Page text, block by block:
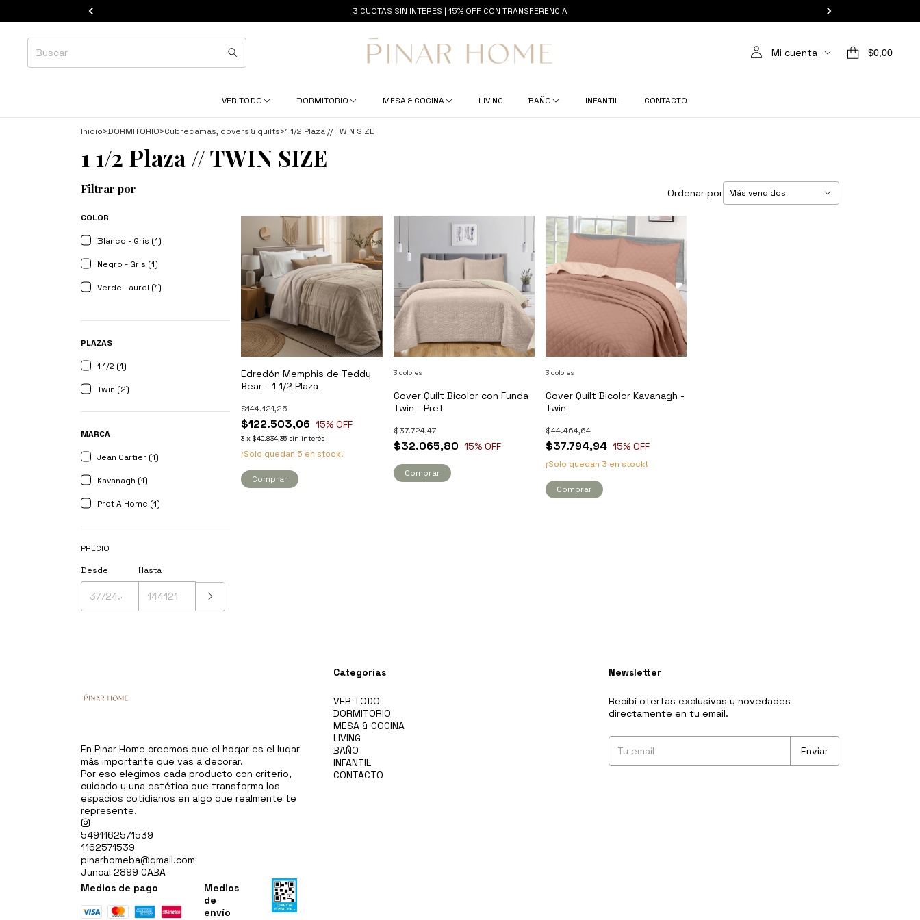
3 CUOTAS SIN INTERES | 15% OFF CON TRANSFERENCIA
Mi cuenta $0,00
VER TODO DORMITORIO MESA & COCINA LIVING BAÑO INFANTIL CONTACTO
Inicio>DORMITORIO>Cubrecamas, covers & quilts>1 1/2 Plaza // TWIN SIZE
1 1/2 Plaza // TWIN SIZE
Filtrar por
COLOR
Blanco - Gris (1)
Negro - Gris (1)
Verde Laurel (1)
PLAZAS
1 1/2 (1)
Twin (2)
MARCA
Jean Cartier (1)
Kavanagh (1)
Pret A Home (1)
PRECIO
Desde
Hasta
Ordenar por
Edredón Memphis de Teddy
Bear - 1 1/2 Plaza
$122.503,06
$144.121,25
15% OFF
3 x$40.834,35 sin interés
¡Solo quedan 5 en stock!
Comprar
Cover Quilt Bicolor con Funda
Twin - Pret
$32.065,80
$37.724,47
15% OFF
3 colores
Comprar
Cover Quilt Bicolor Kavanagh -
Twin
$37.794,94
$44.464,64
15% OFF
¡Solo quedan 3 en stock!
3 colores
Comprar
En Pinar Home creemos que el hogar es el lugar
más importante que vas a decorar.
Por eso elegimos cada producto con criterio,
cuidado y una estética que transforma los
espacios cotidianos en algo que realmente te
represente.
5491162571539
1162571539
pinarhomeba@gmail.com
Juncal 2899 CABA
Categorías
VER TODO
DORMITORIO
MESA & COCINA
LIVING
BAÑO
INFANTIL
CONTACTO
Newsletter
Recibí ofertas exclusivas y novedades
directamente en tu email.
Medios de pago
Medios
de
envío